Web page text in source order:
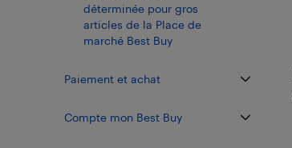
déterminée pour gros
articles de la Place de
marché Best Buy
Paiement et achat
Compte mon Best Buy